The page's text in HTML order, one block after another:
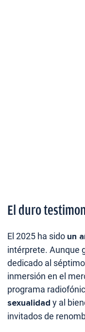
El duro
El 2025 ha sido un
intérprete. Aunque
dedicado al
inmersión en el
programa
sexualidad y al
invitados de